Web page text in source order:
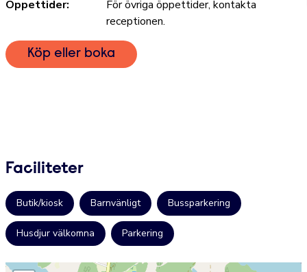
Öppettider:
För övriga öppettider, kontakta
receptionen.
Köp eller boka
Faciliteter
Butik/kiosk Barnvänligt Bussparkering
Husdjur välkomna Parkering